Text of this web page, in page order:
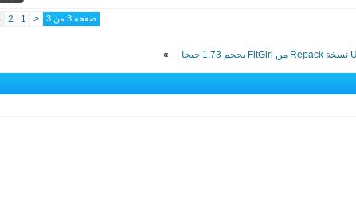
صفحة 3 من 3 <
1
2
|
-
»